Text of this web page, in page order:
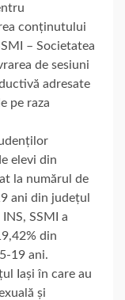
conținutului
– Societatea
de sesiuni
adresate
pe raza
elevi din
la numărul de
ani din județul
SSMI a
din
19 ani.
Iași în care au
și